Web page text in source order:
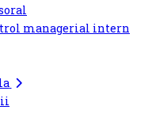
managerial intern